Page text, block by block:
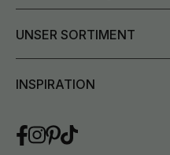
UNSER SORTIMENT
INSPIRATION